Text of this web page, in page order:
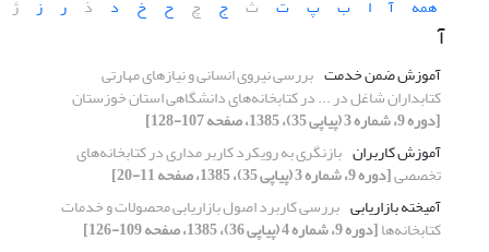
همه
آ ا ب پ ت ث ج چ ح خ د ذ ر ز ژ
آ
آموزش ضمن خدمت بررسی نیروی انسانی و نیازهای مهارتی
کتابداران شاغل در ... در کتابخانه‌های دانشگاهی استان خوزستان
[دوره 9، شماره 3 (پیاپی 35)، 1385، صفحه 107-128]
آموزش کاربران بازنگری به رویکرد کاربر مداری در کتابخانه‌های
تخصصی[دوره 9، شماره 3 (پیاپی 35)، 1385، صفحه 11-20]
آمیخته بازاریابی بررسی کاربرد اصول بازاریابی محصولات و خدمات
کتابخانه‌ها[دوره 9، شماره 4 (پیاپی 36)، 1385، صفحه 109-126]